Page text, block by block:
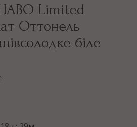
Limited
Оттонель
біле